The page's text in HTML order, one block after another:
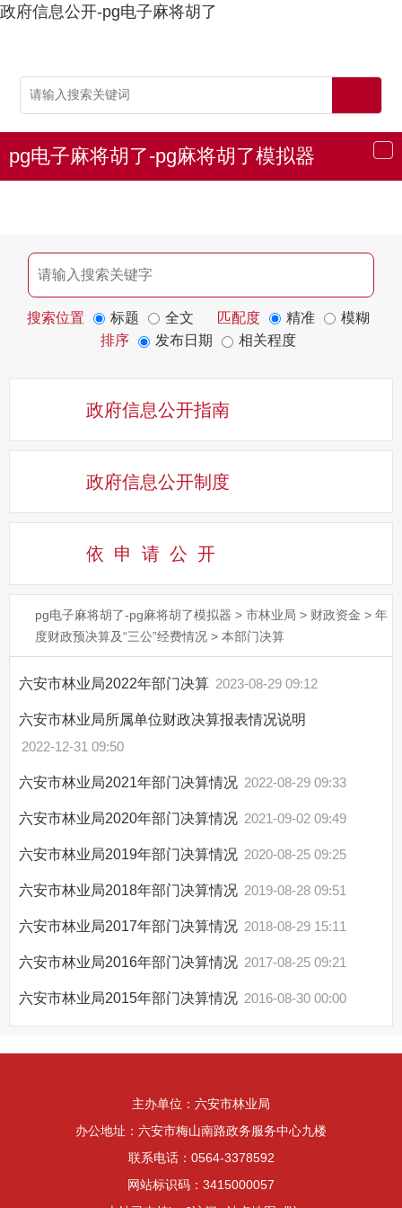
政府信息公开-pg电子麻将胡了
导
航
pg电子麻将胡了-pg麻将胡了模拟器
搜索位置 标题 全文 匹配度 精准
模糊
排序
发布日期 相关程度
政府信息公开指南
政府信息公开制度
依申请公 开
pg电子麻将胡了-pg麻将胡了模拟器 > 市林业局 > 财政资金 > 年
度财政预决算及“三公”经费情况 > 本部门决算
六安市林业局2022年部门决算 2023-08-29 09:12
六安市林业局所属单位财政决算报表情况说明
2022-12-31 09:50
六安市林业局2021年部门决算情况 2022-08-29 09:33
六安市林业局2020年部门决算情况 2021-09-02 09:49
六安市林业局2019年部门决算情况 2020-08-25 09:25
六安市林业局2018年部门决算情况 2019-08-28 09:51
六安市林业局2017年部门决算情况 2018-08-29 15:11
六安市林业局2016年部门决算情况 2017-08-25 09:21
六安市林业局2015年部门决算情况 2016-08-30 00:00
主办单位：六安市林业局
办公地址：六安市梅山南路政务服务中心九楼
联系电话：0564-3378592
网站标识码：3415000057